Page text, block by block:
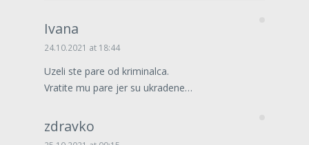
Ivana
24.10.2021 at 18:44
Uzeli ste pare od kriminalca.
Vratite mu pare jer su ukradene…
zdravko